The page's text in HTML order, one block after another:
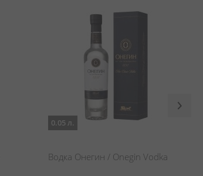
0.05 л.
Водка Онегин / Onegin Vodka